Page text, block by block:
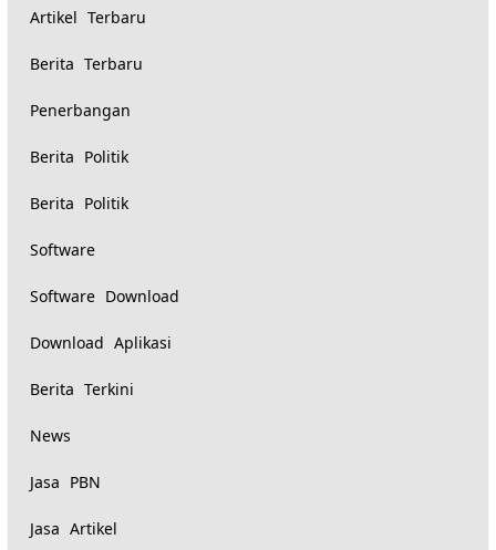
Artikel Terbaru
Berita Terbaru
Penerbangan
Berita Politik
Berita Politik
Software
Software Download
Download Aplikasi
Berita Terkini
News
Jasa PBN
Jasa Artikel